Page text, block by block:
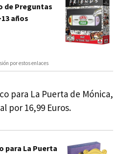
de Preguntas
años
por estos enlaces
para La Puerta de Mónica,
por 16,99 Euros.
para La Puerta